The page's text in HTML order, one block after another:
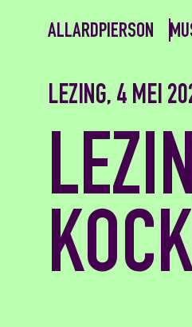
ALLARDPIERSON
LEZING, 4 MEI